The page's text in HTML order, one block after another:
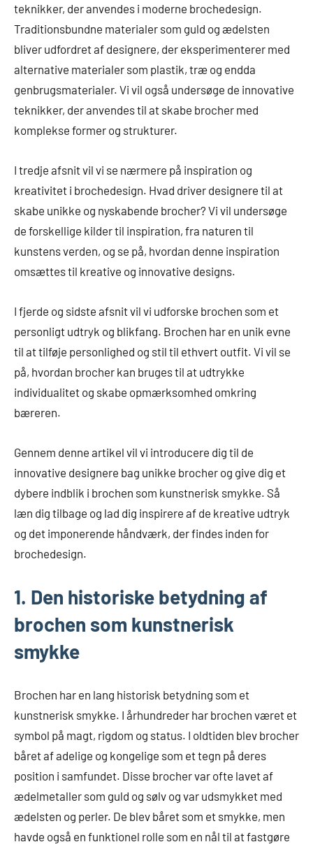
teknikker, der anvendes i moderne brochedesign.
Traditionsbundne materialer som guld og ædelsten
bliver udfordret af designere, der eksperimenterer med
alternative materialer som plastik, træ og endda
genbrugsmaterialer. Vi vil også undersøge de innovative
teknikker, der anvendes til at skabe brocher med
komplekse former og strukturer.
I tredje afsnit vil vi se nærmere på inspiration og
kreativitet i brochedesign. Hvad driver designere til at
skabe unikke og nyskabende brocher? Vi vil undersøge
de forskellige kilder til inspiration, fra naturen til
kunstens verden, og se på, hvordan denne inspiration
omsættes til kreative og innovative designs.
I fjerde og sidste afsnit vil vi udforske brochen som et
personligt udtryk og blikfang. Brochen har en unik evne
til at tilføje personlighed og stil til ethvert outfit. Vi vil se
på, hvordan brocher kan bruges til at udtrykke
individualitet og skabe opmærksomhed omkring
bæreren.
Gennem denne artikel vil vi introducere dig til de
innovative designere bag unikke brocher og give dig et
dybere indblik i brochen som kunstnerisk smykke. Så
læn dig tilbage og lad dig inspirere af de kreative udtryk
og det imponerende håndværk, der findes inden for
brochedesign.
1. Den historiske betydning af
brochen som kunstnerisk
smykke
Brochen har en lang historisk betydning som et
kunstnerisk smykke. I århundreder har brochen været et
symbol på magt, rigdom og status. I oldtiden blev brocher
båret af adelige og kongelige som et tegn på deres
position i samfundet. Disse brocher var ofte lavet af
ædelmetaller som guld og sølv og var udsmykket med
ædelsten og perler. De blev båret som et smykke, men
havde også en funktionel rolle som en nål til at fastgøre